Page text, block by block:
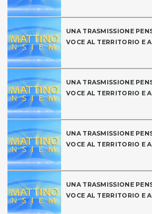
UNA TRASMISSIONE
VOCE AL TERRITORIO E
UNA TRASMISSIONE
VOCE AL TERRITORIO E
UNA TRASMISSIONE
VOCE AL TERRITORIO E
UNA TRASMISSIONE
VOCE AL TERRITORIO E